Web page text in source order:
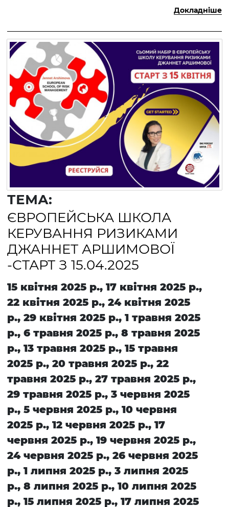
Докладніше
ТЕМА:
ЄВРОПЕЙСЬКА ШКОЛА
КЕРУВАННЯ РИЗИКАМИ
ДЖАННЕТ АРШИМОВОЇ
-СТАРТ З 15.04.2025
15 квітня 2025 р., 17 квітня 2025 р.,
22 квітня 2025 р., 24 квітня 2025
р., 29 квітня 2025 р., 1 травня 2025
р., 6 травня 2025 р., 8 травня 2025
р., 13 травня 2025 р., 15 травня
2025 р., 20 травня 2025 р., 22
травня 2025 р., 27 травня 2025 р.,
29 травня 2025 р., 3 червня 2025
р., 5 червня 2025 р., 10 червня
2025 р., 12 червня 2025 р., 17
червня 2025 р., 19 червня 2025 р.,
24 червня 2025 р., 26 червня 2025
р., 1 липня 2025 р., 3 липня 2025
р., 8 липня 2025 р., 10 липня 2025
р., 15 липня 2025 р., 17 липня 2025